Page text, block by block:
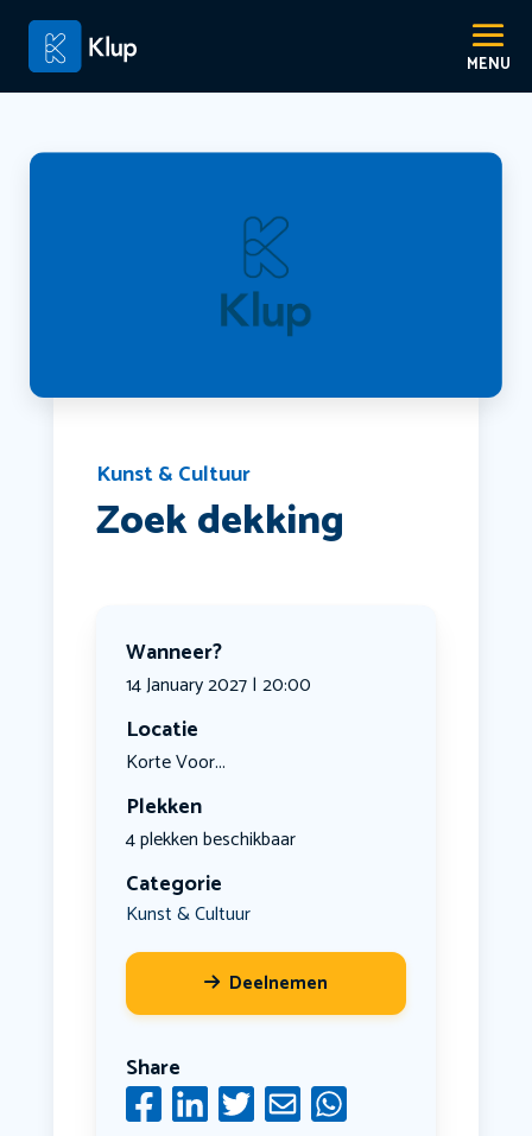
Kunst & Cultuur
Zoek dekking
Wanneer?
14 January 2027 | 20:00
Locatie
Korte Voor...
Plekken
4 plekken beschikbaar
Categorie
Kunst & Cultuur
Deelnemen
Share